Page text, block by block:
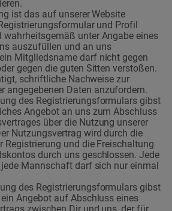
ist das auf unserer Website
und Profil
unter Angabe eines
auszufüllen und an uns
Mitgliedsname darf nicht gegen
gegen die guten Sitten verstoßen.
schriftliche Nachweise zur
angegebenen Daten anzufordern.
des Registrierungsformulars gibst
Angebot an uns zum Abschluss
über die Nutzung unserer
Nutzungsvertrag wird durch die
Registrierung und die Freischaltung
durch uns geschlossen. Jede
Mannschaft darf sich nur einmal
des Registrierungsformulars gibst
Angebot auf Abschluss eines